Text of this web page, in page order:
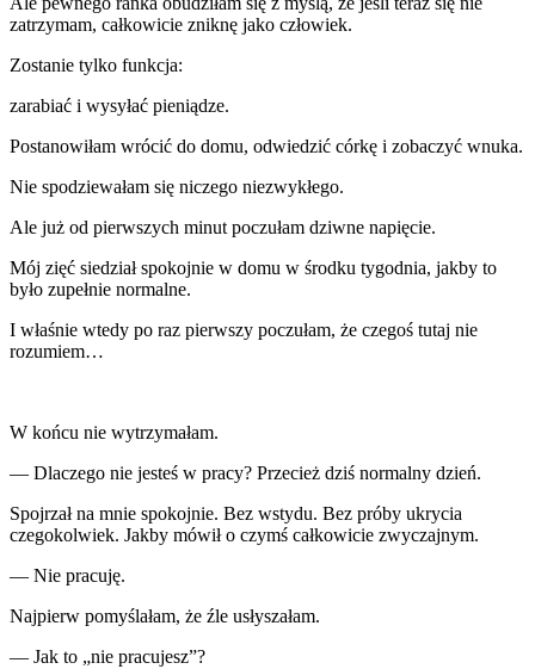
zatrzymam, całkowicie zniknę jako człowiek.
Zostanie tylko funkcja:
zarabiać i wysyłać pieniądze.
Postanowiłam wrócić do domu, odwiedzić córkę i zobaczyć wnuka.
Nie spodziewałam się niczego niezwykłego.
Ale już od pierwszych minut poczułam dziwne napięcie.
Mój zięć siedział spokojnie w domu w środku tygodnia, jakby to
było zupełnie normalne.
I właśnie wtedy po raz pierwszy poczułam, że czegoś tutaj nie
rozumiem…
W końcu nie wytrzymałam.
— Dlaczego nie jesteś w pracy? Przecież dziś normalny dzień.
Spojrzał na mnie spokojnie. Bez wstydu. Bez próby ukrycia
czegokolwiek. Jakby mówił o czymś całkowicie zwyczajnym.
— Nie pracuję.
Najpierw pomyślałam, że źle usłyszałam.
— Jak to „nie pracujesz”?